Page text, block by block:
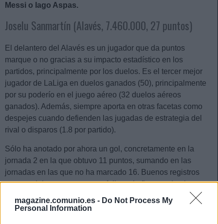
magazine.comunio.es - Do Not Process My
Personal Information
Messi o Iago Aspas.
Joselu Sanmartín (Alavés, 7.460.000, 27 puntos)
El delantero del Alavés es un jugador que da puntos
marque o no gracias a su impacto estadístico en los
partidos, principalmente por los duelos. Es el tercer mejor
jugador de LaLiga en duelos ganados (50), principalmente
por su poderío en el juego aéreo (32 duelos aéreos
ganados). Además, siempre aporta en otras facetas como
despejes cuando defienden las jugadas de estrategia del
rival o disparos (1.8 por partido).
Sólo ha anotado por ahora un gol, concretamente en la
jornada 2 en la que obtuvo 11 puntos, sumando en las
jornadas en las que no ha marcado 16. Buenos registros
para un delantero que nunca falla y el año pasado obtuvo
219 puntos.
Raúl García (Athletic, 9.790.000, 24 puntos)